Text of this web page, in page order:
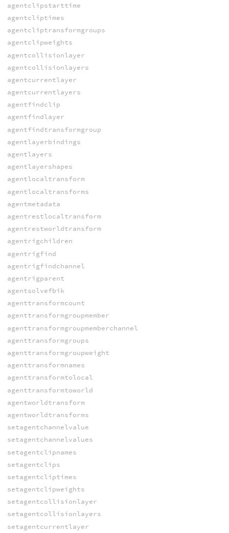
agentclipstarttime
agentcliptimes
agentcliptransformgroups
agentclipweights
agentcollisionlayer
agentcollisionlayers
agentcurrentlayer
agentcurrentlayers
agentfindclip
agentfindlayer
agentfindtransformgroup
agentlayerbindings
agentlayers
agentlayershapes
agentlocaltransform
agentlocaltransforms
agentmetadata
agentrestlocaltransform
agentrestworldtransform
agentrigchildren
agentrigfind
agentrigfindchannel
agentrigparent
agentsolvefbik
agenttransformcount
agenttransformgroupmember
agenttransformgroupmemberchannel
agenttransformgroups
agenttransformgroupweight
agenttransformnames
agenttransformtolocal
agenttransformtoworld
agentworldtransform
agentworldtransforms
setagentchannelvalue
setagentchannelvalues
setagentclipnames
setagentclips
setagentcliptimes
setagentclipweights
setagentcollisionlayer
setagentcollisionlayers
setagentcurrentlayer